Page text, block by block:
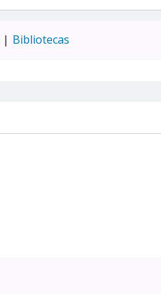
Bibliotecas